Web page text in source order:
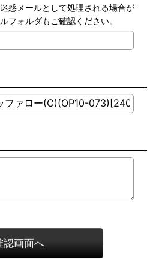
惑メールとして処理される場合が
フォルダもご確認ください。
認画面へ